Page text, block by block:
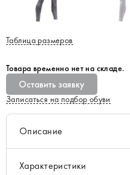
Таблица размеров
Товара временно нет на складе.
Оставить заявку
Записаться на подбор обуви
Описание
Характеристики